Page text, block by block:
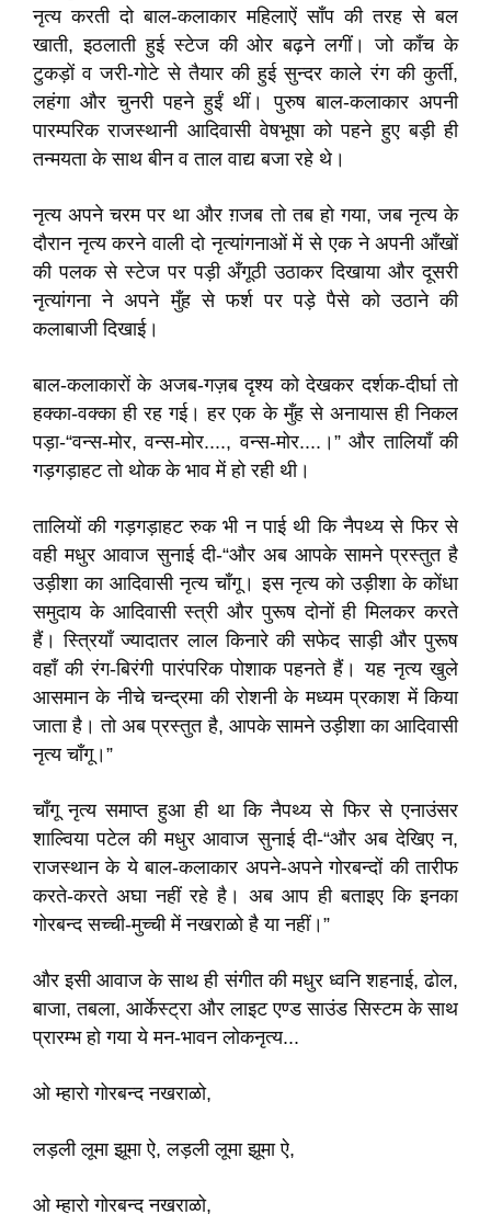
नृत्य करती दो बाल-कलाकार महिलाऐं साँप की तरह से बल
खाती, इठलाती हुई स्टेज की ओर बढ़ने लगीं। जो काँच के
टुकड़ों व जरी-गोटे से तैयार की हुई सुन्दर काले रंग की कुर्ती,
लहंगा और चुनरी पहने हुईं थीं। पुरुष बाल-कलाकार अपनी
पारम्परिक राजस्थानी आदिवासी वेषभूषा को पहने हुए बड़ी ही
तन्मयता के साथ बीन व ताल वाद्य बजा रहे थे।
नृत्य अपने चरम पर था और ग़जब तो तब हो गया, जब नृत्य के
दौरान नृत्य करने वाली दो नृत्यांगनाओं में से एक ने अपनी आँखों
की पलक से स्टेज पर पड़ी अँगूठी उठाकर दिखाया और दूसरी
नृत्यांगना ने अपने मुँह से फर्श पर पड़े पैसे को उठाने की
कलाबाजी दिखाई।
बाल-कलाकारों के अजब-गज़ब दृश्य को देखकर दर्शक-दीर्घा तो
हक्का-वक्का ही रह गई। हर एक के मुँह से अनायास ही निकल
पड़ा-“वन्स-मोर, वन्स-मोर...., वन्स-मोर....।” और तालियाँ की
गड़गड़ाहट तो थोक के भाव में हो रही थी।
तालियों की गड़गड़ाहट रुक भी न पाई थी कि नैपथ्य से फिर से
वही मधुर आवाज सुनाई दी-“और अब आपके सामने प्रस्तुत है
उड़ीशा का आदिवासी नृत्य चाँगू। इस नृत्य को उड़ीशा के कोंधा
समुदाय के आदिवासी स्त्री और पुरूष दोनों ही मिलकर करते
हैं। स्त्रियाँ ज्यादातर लाल किनारे की सफेद साड़ी और पुरूष
वहाँ की रंग-बिरंगी पारंपरिक पोशाक पहनते हैं। यह नृत्य खुले
आसमान के नीचे चन्द्रमा की रोशनी के मध्यम प्रकाश में किया
जाता है। तो अब प्रस्तुत है, आपके सामने उड़ीशा का आदिवासी
नृत्य चाँगू।”
चाँगू नृत्य समाप्त हुआ ही था कि नैपथ्य से फिर से एनाउंसर
शाल्विया पटेल की मधुर आवाज सुनाई दी-“और अब देखिए न,
राजस्थान के ये बाल-कलाकार अपने-अपने गोरबन्दों की तारीफ
करते-करते अघा नहीं रहे है। अब आप ही बताइए कि इनका
गोरबन्द सच्ची-मुच्ची में नखराळो है या नहीं।”
और इसी आवाज के साथ ही संगीत की मधुर ध्वनि शहनाई, ढोल,
बाजा, तबला, आर्केस्ट्रा और लाइट एण्ड साउंड सिस्टम के साथ
प्रारम्भ हो गया ये मन-भावन लोकनृत्य...
ओ म्हारो गोरबन्द नखराळो,
लड़ली लूमा झूमा ऐ, लड़ली लूमा झूमा ऐ,
ओ म्हारो गोरबन्द नखराळो,